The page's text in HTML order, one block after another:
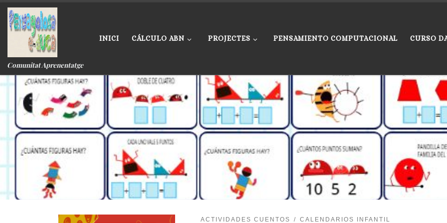
Skip to content
Comunitat Aprenentatge
INICI CÁLCULO ABN PROJECTES PENSAMIENTO COMPUTACIONAL CURSO
ACTIVIDADES CUENTOS CALENDARIOS INFANTIL